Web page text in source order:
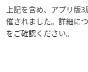
上記を含め、アプリ版
催されました。詳細に
をご確認ください。